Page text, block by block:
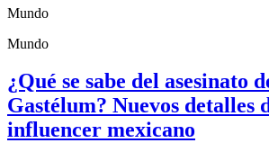
Mundo
Mundo
¿Qué se sabe del asesinato
Gastélum? Nuevos detalles
influencer mexicano